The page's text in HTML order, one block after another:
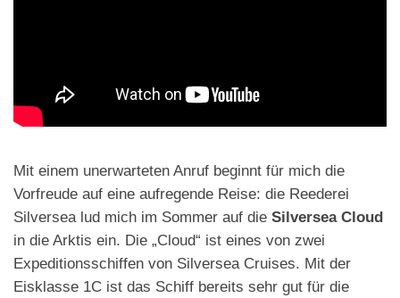
Mit einem unerwarteten Anruf beginnt für mich die
Vorfreude auf eine aufregende Reise: die Reederei
Silversea lud mich im Sommer auf die Silversea Cloud
in die Arktis ein. Die „Cloud“ ist eines von zwei
Expeditionsschiffen von Silversea Cruises. Mit der
Eisklasse 1C ist das Schiff bereits sehr gut für die